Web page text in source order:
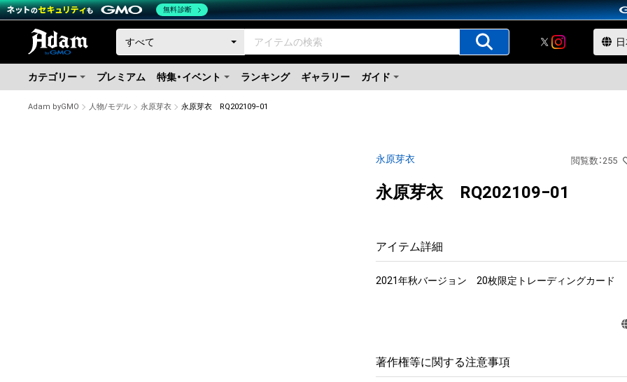
カテゴリー プレミアム 特集・イベント ランキング ギャラリー ガイド
Adam byGMO 人物/モデル 永原芽衣 永原芽衣 RQ202109−01
永原芽衣 閲覧数 ： 255
永原芽衣 RQ202109−01
アイテム詳細
2021年秋バージョン　20枚限定トレーディングカード
著作権等に関する注意事項
無料診断